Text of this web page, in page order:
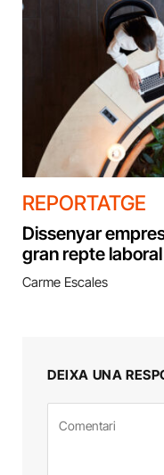
REPORTATGE
Dissenyar
gran repte laboral
Carme Escales
DEIXA UNA